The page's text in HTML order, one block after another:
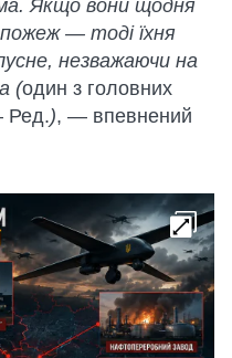
Якщо вони щодня
— тоді їхня
незважаючи на
(один з головних
Ред.), — впевнений